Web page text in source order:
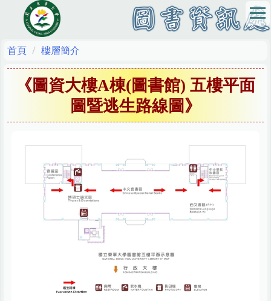
要
首頁 樓層簡介
《圖資大樓A棟(圖書館) 五樓平面
圖暨逃生路線圖》